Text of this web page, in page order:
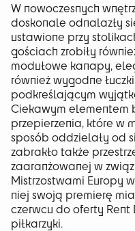
W nowoczesnych
doskonale odnalazły
ustawione przy
gościach zrobiły
modułowe kanapy,
również wygodne
podkreślającym
Ciekawym elementem
przepierzenia, które w
sposób oddzielały od
zabrakło także
zaaranżowanej w
Mistrzostwami Europy
niej swoją premierę
czerwcu do oferty Rent
piłkarzyki.